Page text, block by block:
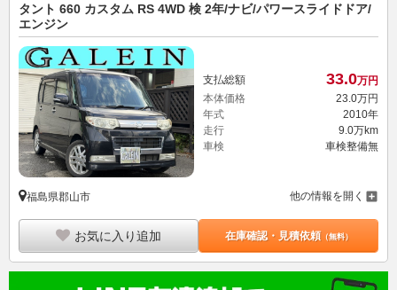
タント 660 カスタム RS 4WD 検 2年/ナビ/パワースライドドア/
エンジン
支払総額 33.0万円
本体価格
23. 0万円
年式
2010年
走行
9.0万km
車検
車検整備無
福島県郡山市 他の情報を開く
お気に入り追加 在庫確認・見積依頼（無料）